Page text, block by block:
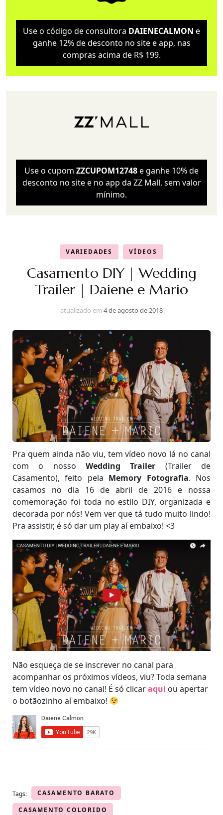
Use o código de consultora DAIENECALMON e
ganhe 12% de desconto no site e app, nas
compras acima de R$ 199.
Use o cupom ZZCUPOM12748e ganhe 10% de
desconto no site e no app da ZZ Mall, sem valor
mínimo.
VARIEDADES VÍDEOS
Casamento DIY | Wedding
Trailer | Daiene e Mario
atualizado em 4 de agosto de 2018
Pra quem ainda não viu, tem vídeo novo lá no canal
com o nosso Wedding Trailer (Trailer de
Casamento), feito pela Memory Fotografia. Nos
casamos no dia 16 de abril de 2016 e nossa
comemoração foi toda no estilo DIY, organizada e
decorada por nós! Vem ver que tá tudo muito lindo!
Pra assistir, é só dar um play aí embaixo! <3
Não esqueça de se inscrever no canal para
acompanhar os próximos vídeos, viu? Toda semana
tem vídeo novo no canal! É só clicaraqui ou apertar
o botãozinho aí embaixo!
Tags:
CASAMENTO BARATO
CASAMENTO COLORIDO